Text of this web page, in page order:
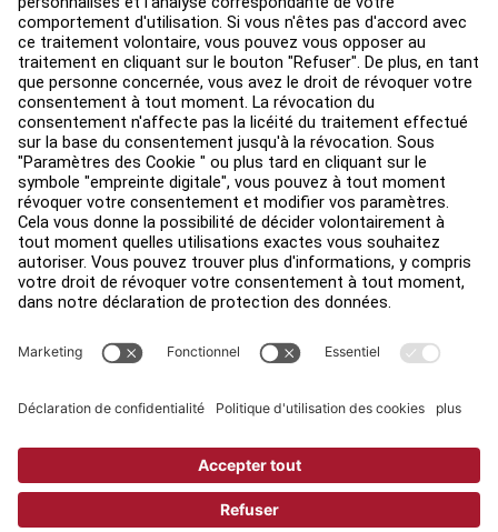
Centre d’éducation
Environ
Trouver un distributeur
Find a Store
Légal
Accessibilité
Sign in to Facility Connect
Paramètres de confidentialité
Terms and Conditions